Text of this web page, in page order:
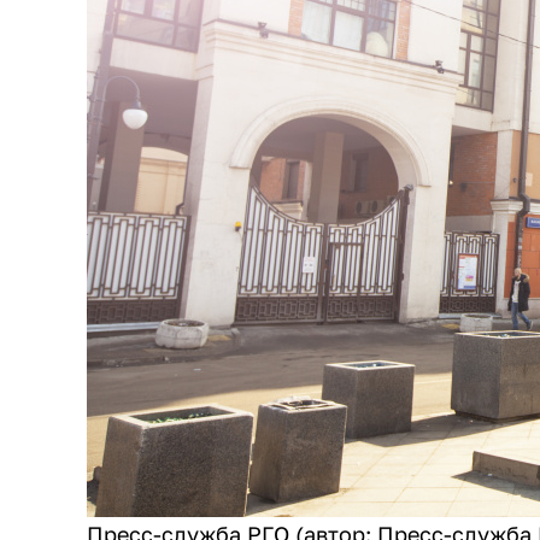
Пресс-служба РГО (автор: Пресс-служба